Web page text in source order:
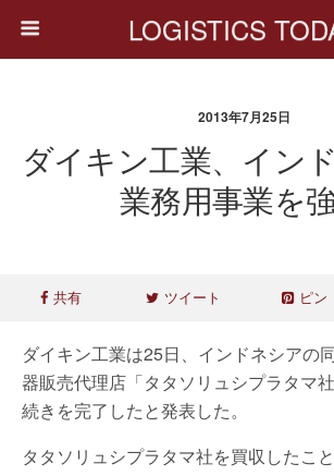
LOGISTICS
2013年7月25日
ダイキン工業、イン
業務用事業を
共有 ツイート ピン
ダイキン工業は25日、インドネシアの
器販売代理店「タタソリュシプラタマ
続きを完了したと発表した。
タタソリュシプラタマ社を買収したこ